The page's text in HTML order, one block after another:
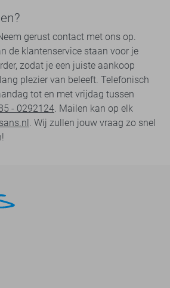
gerust contact met ons op.
de klantenservice staan voor je
zodat je een juiste aankoop
plezier van beleeft. Telefonisch
tot en met vrijdag tussen
- 0292124. Mailen kan op elk
. Wij zullen jouw vraag zo snel